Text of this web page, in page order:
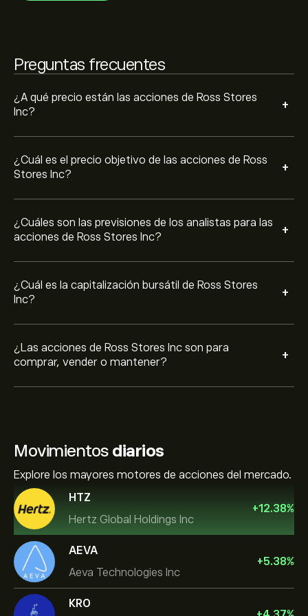
Preguntas frecuentes
¿A qué precio están las acciones de Ross Stores
Inc?
+
¿Cuál es el precio objetivo de las acciones de Ross
Stores Inc?
+
¿Cuáles son las previsiones de los analistas para las
acciones de Ross Stores Inc?
+
¿Cuál es la capitalización bursátil de Ross Stores
Inc?
+
¿Las acciones de Ross Stores Inc son para
comprar, vender o mantener?
+
Basado en las recomendaciones de 11 analistas para
Compra moderada.
Movimientos diarios
Explore los mayores motores de acciones del mercado.
HTZ
Hertz Global Holdings Inc
+12.38%
AEVA
Aeva Technologies Inc
+5.38%
KRO